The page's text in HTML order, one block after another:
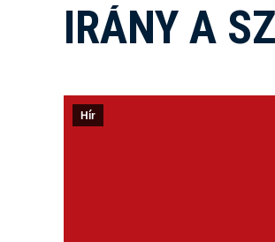
IRÁNY A
Hír